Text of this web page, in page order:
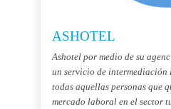
ASHOTEL
Ashotel por medio de su
un servicio de
todas aquellas personas que
mercado laboral en el sector